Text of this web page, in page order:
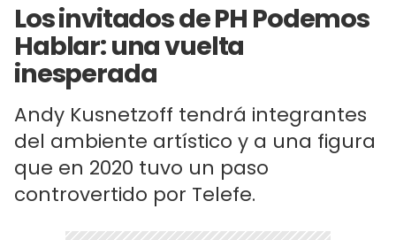
Los invitados de PH Podemos
Hablar: una vuelta
inesperada
Andy Kusnetzoff tendrá integrantes
del ambiente artístico y a una figura
que en 2020 tuvo un paso
controvertido por Telefe.